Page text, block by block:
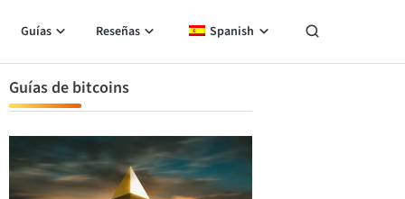
Guías Reseñas Spanish
Guías de bitcoins